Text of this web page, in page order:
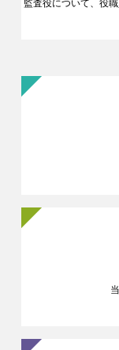
監査役について、役